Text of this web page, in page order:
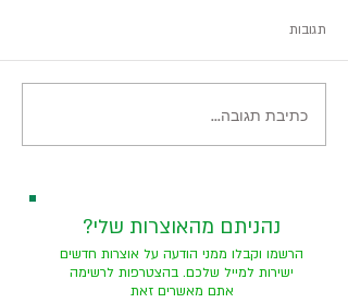
היער השחור, ירוק מאוד
תגובות
כתיבת תגובה...
?נהניתם מהאוצרות שלי
הרשמו וקבלו ממני הודעה על אוצרות חדשים
ישירות למייל שלכם. בהצטרפות לרשימה
אתם מאשרים זאת